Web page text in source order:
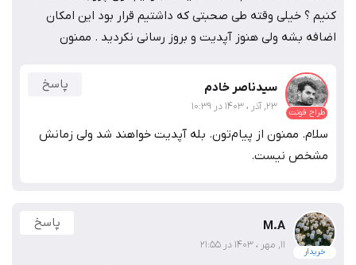
کنیم ؟ خیلی وقته طی صحبتی که داشتیم قرار بود این امکان
اضافه بشه ولی هنوز آپدیت و بروز رسانی نکردید . ممنون
طراح فونت
سیدناصر خادم
23, آذر ، 1403 در 10:39
پاسخ
سلام. ممنون از پیام‌تون. بله آپدیت خواهند شد ولی زمانش
مشخص نیست.
خریدار
M.A
11, مهر ، 1403 در 21:55
پاسخ